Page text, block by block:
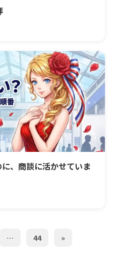
、商談に活かせていま
変える順番
… 44 »